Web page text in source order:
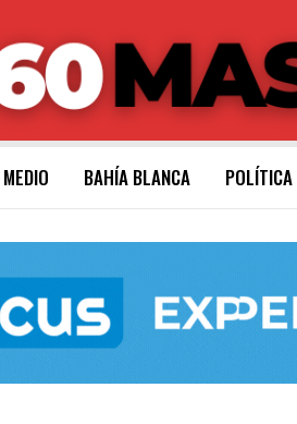
BAHÍA BLANCA POLÍTICA